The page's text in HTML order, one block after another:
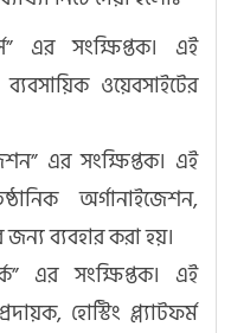
এর সংক্ষিপ্তক। এই
ওয়েবসাইটের
এর সংক্ষিপ্তক। এই
অর্গানাইজেশন,
ব্যবহার করা হয়।
এর সংক্ষিপ্তক। এই
হোস্টিং প্ল্যাটফর্ম